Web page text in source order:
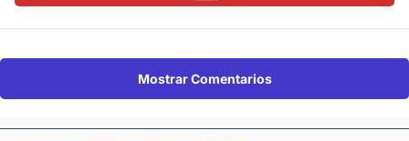
Mostrar Comentarios